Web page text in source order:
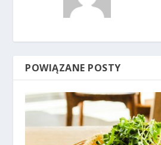
POWIĄZANE POSTY